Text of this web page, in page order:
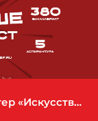
«Профессионалитет» - кластер «Искусство и креативная индустрия» в ГИЭФПТ